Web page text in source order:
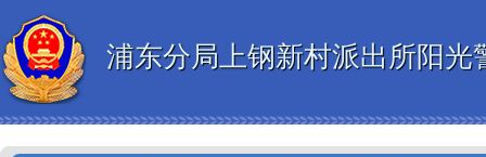
浦东分局上钢新村派出所阳光